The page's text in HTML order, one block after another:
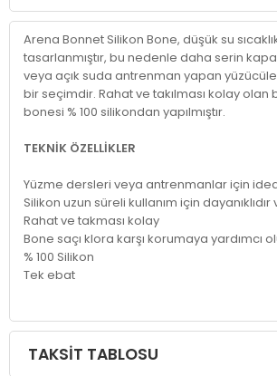
Arena Bonnet Silikon Bone, düşük su
tasarlanmıştır, bu nedenle daha serin
veya açık suda antrenman yapan
bir seçimdir. Rahat ve takılması kolay olan
bonesi % 100 silikondan yapılmıştır.
TEKNİK ÖZELLİKLER
Yüzme dersleri veya antrenmanlar için
Silikon uzun süreli kullanım için
Rahat ve takması kolay
Bone saçı klora karşı korumaya yardımcı
% 100 Silikon
Tek ebat
TAKSIT TABLOSU